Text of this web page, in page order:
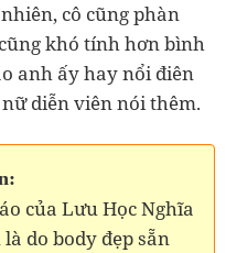
cô cũng phàn
khó tính hơn bình
anh ấy hay nổi điên
diễn viên nói thêm.
của Lưu Học Nghĩa
do body đẹp sẵn